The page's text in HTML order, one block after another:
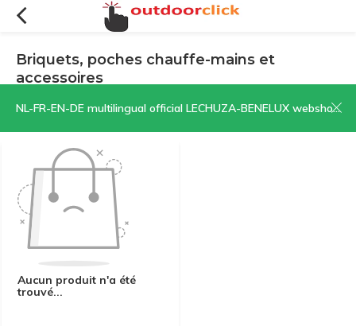
NL-FR-EN-DE multilingual official LECHUZA-BENELUX webshop | CLICK HERE NOW!
Briquets, poches chauffe-mains et
accessoires
Filtres Trier par:
Aucun produit n'a été
trouvé...